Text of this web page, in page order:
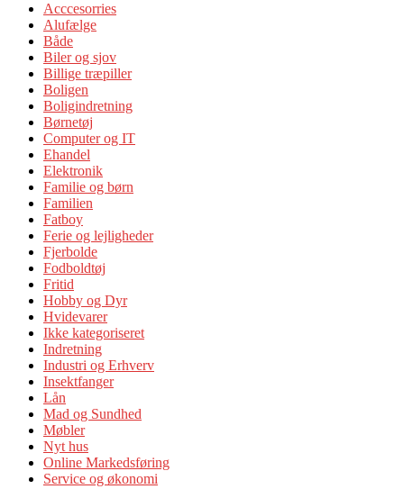
Acccesorries
Alufælge
Både
Biler og sjov
Billige træpiller
Boligen
Boligindretning
Børnetøj
Computer og IT
Ehandel
Elektronik
Familie og børn
Familien
Fatboy
Ferie og lejligheder
Fjerbolde
Fodboldtøj
Fritid
Hobby og Dyr
Hvidevarer
Ikke kategoriseret
Indretning
Industri og Erhverv
Insektfanger
Lån
Mad og Sundhed
Møbler
Nyt hus
Online Markedsføring
Service og økonomi